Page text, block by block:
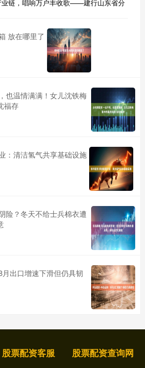
业链，唱响万户丰收歌——建行山东省分
放在哪里了
也温情满满！女儿沈铁梅
福存
：清洁氢气共享基础设施
险？冬天不给士兵棉衣遭
出口增速下滑但仍具韧
股票配资客服 股票配资查询网